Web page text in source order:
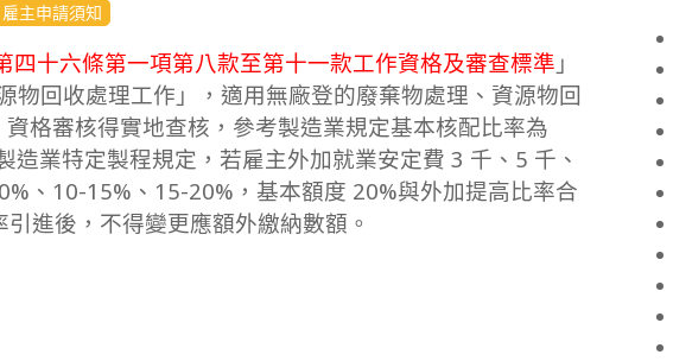
雇主申請須知
四十六條第一項第八款至第十一款工作資格及審查標準 」
物回收處理工作」，適用無廠登的廢棄物處理、資源物回
格審核得實地查核，參考製造業規定基本核配比率為
業特定製程規定，若雇主外加就業安定費 3 千、5 千、
、10-15%、15-20%，基本額度 20%與外加提高比率合
進後，不得變更應額外繳納數額。